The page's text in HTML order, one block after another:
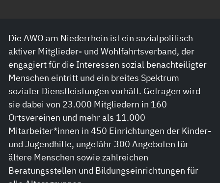
Die AWO am Niederrhein ist ein sozialpolitisch
aktiver Mitglieder- und Wohlfahrtsverband, der
engagiert für die Interessen sozial benachteiligter
Menschen eintritt und ein breites Spektrum
sozialer Dienstleistungen vorhält. Getragen wird
sie dabei von 23.000 Mitgliedern in 160
Ortsvereinen und mehr als 11.000
Mitarbeiter*innen in 450 Einrichtungen der Kinder-
und Jugendhilfe, ungefähr 300 Angeboten für
ältere Menschen sowie zahlreichen
Beratungsstellen und Bildungseinrichtungen für